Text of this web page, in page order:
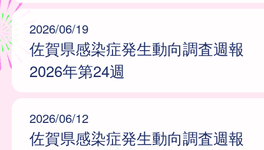
2026/06/19
佐賀県感染症発生動向調査週報
2026年第24週
2026/06/12
佐賀県感染症発生動向調査週報